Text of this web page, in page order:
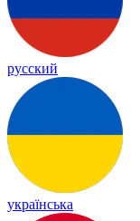
русский
українська